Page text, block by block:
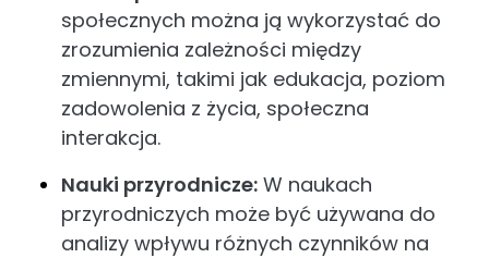
społecznych można ją wykorzystać do
zrozumienia zależności między
zmiennymi, takimi jak edukacja, poziom
zadowolenia z życia, społeczna
interakcja.
Nauki przyrodnicze: W naukach
przyrodniczych może być używana do
analizy wpływu różnych czynników na